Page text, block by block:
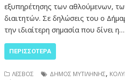
εξυπηρέτησης των αθλούμενων,
διαιτητών. Σε δηλώσεις του ο
την ιδιαίτερη σημασία που δίνει η…
ΠΕΡΙΣΣΌΤΕΡΑ
ΛΕΣΒΟΣ ΔΗΜΟΣ ΜΥΤΙΛΗΝΗΣ,